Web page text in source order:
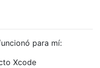
para mí:
Xcode